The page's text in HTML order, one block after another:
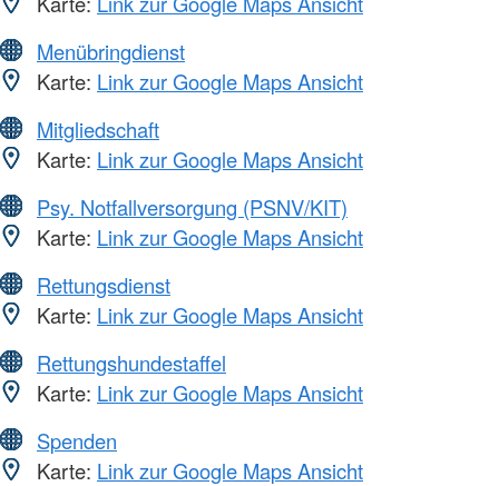
Menübringdienst
Karte: Link zur Google Maps Ansicht
Mitgliedschaft
Karte: Link zur Google Maps Ansicht
Psy. Notfallversorgung (PSNV/KIT)
Karte: Link zur Google Maps Ansicht
Rettungsdienst
Karte: Link zur Google Maps Ansicht
Rettungshundestaffel
Karte: Link zur Google Maps Ansicht
Spenden
Karte: Link zur Google Maps Ansicht